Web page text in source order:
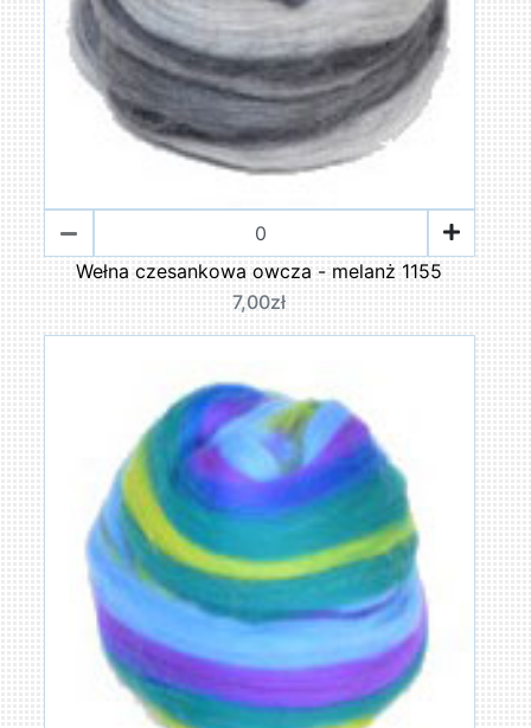
Wełna czesankowa owcza - melanż 1155
7,00zł